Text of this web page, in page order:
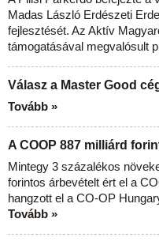
Madas László Erdészeti
fejlesztését. Az Aktív
támogatásával megvalósult
Válasz a Master Good
Tovább »
A COOP 887 milliárd
Mintegy 3 százalékos
forintos árbevételt ért el a
hangzott el a CO-OP
Tovább »